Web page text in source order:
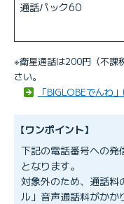
通話パック60
※衛星通話は200円（不課
さい。
「BIGLOBEでんわ
【ワンポイント】
下記の電話番号への発
となります。
対象外のため、通話料
ル」音声通話料がかか